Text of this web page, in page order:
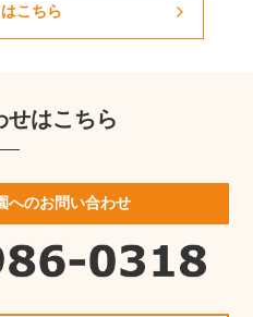
こちら
せはこちら
へのお問い合わせ